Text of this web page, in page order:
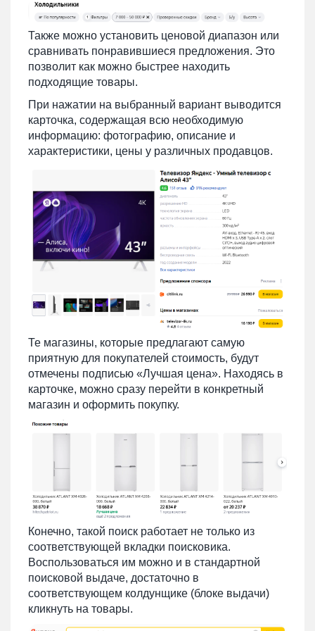
Также можно установить ценовой диапазон или
сравнивать понравившиеся предложения. Это
позволит как можно быстрее находить
подходящие товары.
При нажатии на выбранный вариант выводится
карточка, содержащая всю необходимую
информацию: фотографию, описание и
характеристики, цены у различных продавцов.
Те магазины, которые предлагают самую
приятную для покупателей стоимость, будут
отмечены подписью «Лучшая цена». Находясь в
карточке, можно сразу перейти в конкретный
магазин и оформить покупку.
Конечно, такой поиск работает не только из
соответствующей вкладки поисковика.
Воспользоваться им можно и в стандартной
поисковой выдаче, достаточно в
соответствующем колдунщике (блоке выдачи)
кликнуть на товары.